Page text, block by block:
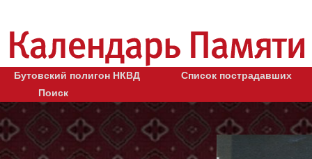
Бутовский полигон НКВД
Список пострадавших
Поиск